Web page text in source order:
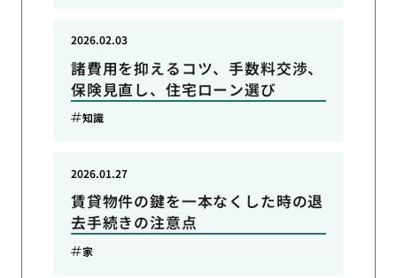
諸費用を抑えるコツ、手数料交渉、
保険見直し、住宅ローン選び
2026.02.03
知識
賃貸物件の鍵を一本なくした時の退
去手続きの注意点
2026.01.27
家